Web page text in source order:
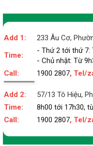
Add 1: 233 Âu Cơ,
Time:
- Thứ 2 tới thứ 7:
- Chủ nhật: Từ
Call:
1900 2807, Tel/
Add 2:
57/13 Tô Hiệu,
Time:
8h00 tới 17h30,
Call:
1900 2807, Tel/